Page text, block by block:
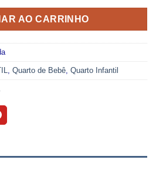
AO CARRINHO
, Quarto de Bebê, Quarto Infantil